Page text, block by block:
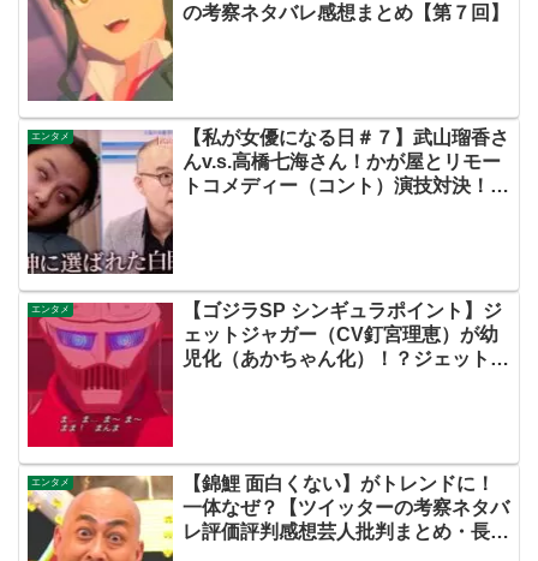
の考察ネタバレ感想まとめ【第７回】
エンタメ
【私が女優になる日＃７】武山瑠香さ
んv.s.高橋七海さん！かが屋とリモー
トコメディー（コント）演技対決！神
エンタメ
【ゴジラSP シンギュラポイント】ジ
ェットジャガー（CV釘宮理恵）が幼
児化（あかちゃん化）！？ジェットジ
エンタメ
【錦鯉 面白くない】がトレンドに！
一体なぜ？【ツイッターの考察ネタバ
レ評価評判感想芸人批判まとめ・長谷